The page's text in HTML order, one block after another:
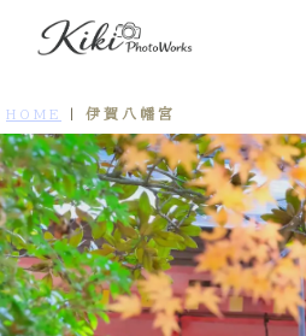
HOME 伊賀八幡宮